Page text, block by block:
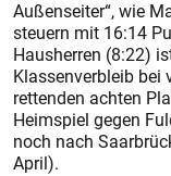
Außenseiter“, wie
steuern mit 16:14
Hausherren (8:22)
Klassenverbleib bei
rettenden achten
Heimspiel gegen
noch nach
April).